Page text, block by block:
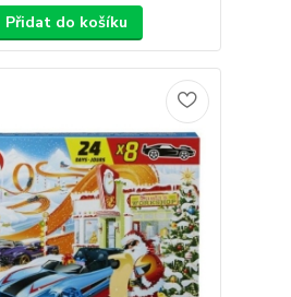
Přidat do košíku